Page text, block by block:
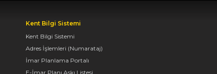
Kent Bilgi Sistemi
Kent Bilgi Sistemi
Adres İşlemleri (Numarataj)
İmar Planlama Portalı
E-İmar Planı Askı Listesi